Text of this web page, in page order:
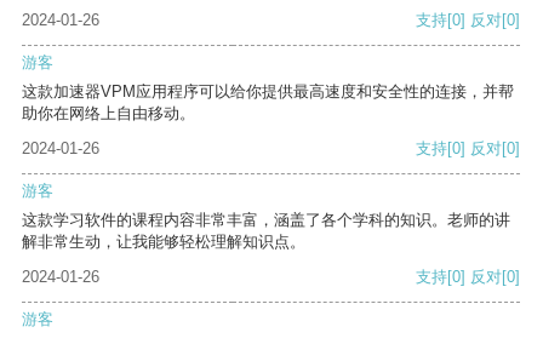
2024-01-26
支持[0] 反对[0]
游客
这款加速器VPM应用程序可以给你提供最高速度和安全性的连接，并帮
助你在网络上自由移动。
2024-01-26
支持[0] 反对[0]
游客
这款学习软件的课程内容非常丰富，涵盖了各个学科的知识。老师的讲
解非常生动，让我能够轻松理解知识点。
2024-01-26
支持[0] 反对[0]
游客